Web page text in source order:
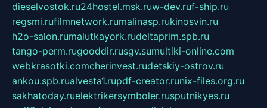
dieselvostok.ru24hostel.msk.ruw-dev.ruf-ship.ru
regsmi.rufilmnetwork.rumalinasp.rukinosvin.ru
h2o-salon.rumalutkayork.rudeltaprim.spb.ru
tango-perm.rugooddir.rusgv.sumultiki-online.com
webkrasotki.comcherinvest.rudetskiy-ostrov.ru
ankou.spb.rualvesta1.rupdf-creator.runix-files.org.ru
sakhatoday.ruelektrikersymboler.rusputnikyes.ru